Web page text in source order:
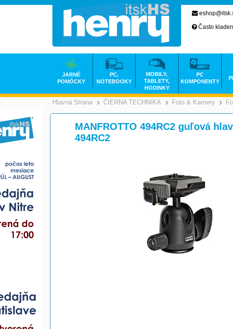
Hlavná Strana >
ČIERNA TECHNIKA >
Foto & Kamery
MANFROTTO 494RC2 guľová
494RC2
Často
JARNÉ
POMÔCKY
PC,
NOTEBOOKY
MOBILY,
TABLETY,
HODINKY
PC
KOMPONENTY